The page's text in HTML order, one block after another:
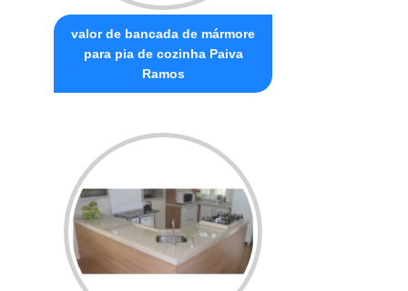
valor de bancada de mármore
para pia de cozinha Paiva
Ramos